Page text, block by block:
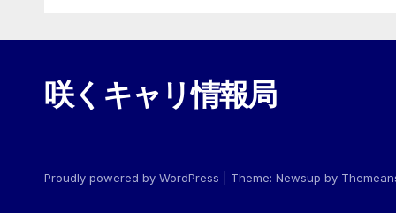
咲くキャリ情報局
Proudly powered by WordPress Theme: Newsup by